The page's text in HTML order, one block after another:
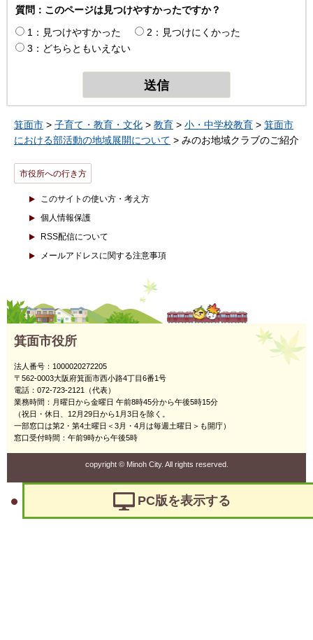
質問：このページは見つけやすかったですか？
1：見つけやすかった
2：見つけにくかった
3：どちらともいえない
箕面市 > 子育て・教育・文化 > 教育 > 小・中学校教育 > 箕面市
における部活動の地域展開について > みのお地域クラブのご紹介
市役所への行き方
このサイトの使い方・考え方
個人情報保護
RSS配信について
メールアドレスに関する注意事項
箕面市役所
法人番号：1000020272205
〒562-0003大阪府箕面市西小路4丁目6番1号
電話：072-723-2121（代表）
業務時間：月曜日から金曜日 午前8時45分から午後5時15分
（祝日・休日、12月29日から1月3日を除く。
一部窓口は第2・第4土曜日＜3月・4月は毎週土曜日＞も開庁）
窓口受付時間：午前9時から午後5時
copyright ©Minoh City. All rights reserved.
PC版を表示する